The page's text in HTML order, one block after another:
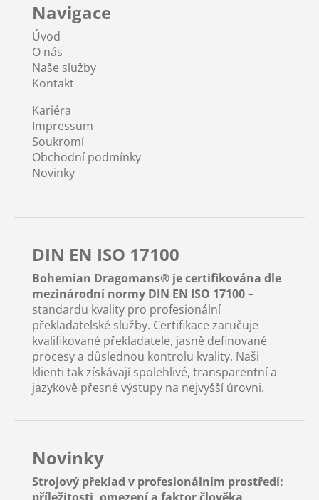
Navigace
Úvod
O nás
Naše služby
Kontakt
Kariéra
Impressum
Soukromí
Obchodní podmínky
Novinky
DIN EN ISO 17100
Bohemian Dragomans® je certifikována dle
mezinárodní normy DIN EN ISO 17100–
standardu kvality pro profesionální
překladatelské služby. Certifikace zaručuje
kvalifikované překladatele, jasně definované
procesy a důslednou kontrolu kvality. Naši
klienti tak získávají spolehlivé, transparentní a
jazykově přesné výstupy na nejvyšší úrovni.
Novinky
Strojový překlad v profesionálním prostředí: